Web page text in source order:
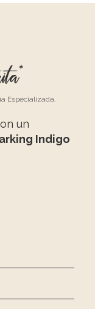
Especializada.
un
Indigo